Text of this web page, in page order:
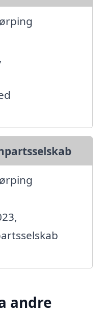
andre